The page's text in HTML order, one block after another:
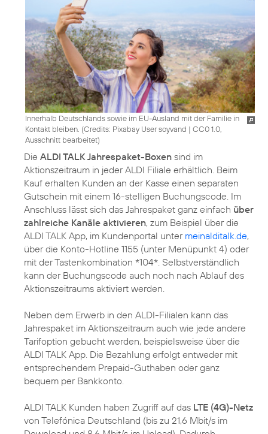
Innerhalb Deutschlands sowie im EU-Ausland mit der Familie in
Kontakt bleiben. (Credits: Pixabay User soyvand | CC0 1.0,
Ausschnitt bearbeitet)
Die ALDI TALK Jahrespaket-Boxen sind im
Aktionszeitraum in jeder ALDI Filiale erhältlich. Beim
Kauf erhalten Kunden an der Kasse einen separaten
Gutschein mit einem 16-stelligen Buchungscode. Im
Anschluss lässt sich das Jahrespaket ganz einfach über
zahlreiche Kanäle aktivieren, zum Beispiel über die
ALDI TALK App, im Kundenportal unter meinalditalk.de,
über die Konto-Hotline 1155 (unter Menüpunkt 4) oder
mit der Tastenkombination *104*. Selbstverständlich
kann der Buchungscode auch noch nach Ablauf des
Aktionszeitraums aktiviert werden.
Neben dem Erwerb in den ALDI-Filialen kann das
Jahrespaket im Aktionszeitraum auch wie jede andere
Tarifoption gebucht werden, beispielsweise über die
ALDI TALK App. Die Bezahlung erfolgt entweder mit
entsprechendem Prepaid-Guthaben oder ganz
bequem per Bankkonto.
ALDI TALK Kunden haben Zugriff auf das LTE (4G)-Netz
von Telefónica Deutschland (bis zu 21,6 Mbit/s im